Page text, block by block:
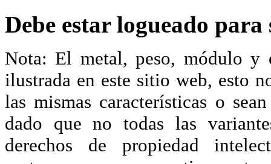
Debe estar logueado
Nota: El metal, peso, módulo y
ilustrada en este sitio web, esto
las mismas características o
dado que no todas las
derechos de propiedad